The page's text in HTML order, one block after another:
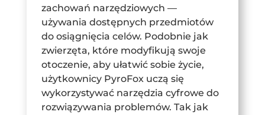
zachowań narzędziowych —
używania dostępnych przedmiotów
do osiągnięcia celów. Podobnie jak
zwierzęta, które modyfikują swoje
otoczenie, aby ułatwić sobie życie,
użytkownicy PyroFox uczą się
wykorzystywać narzędzia cyfrowe do
rozwiązywania problemów. Tak jak